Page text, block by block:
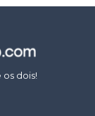
dois!